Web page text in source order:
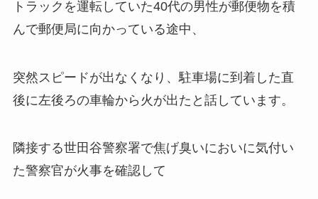
トラックを運転していた40代の男性が郵便物を積
んで郵便局に向かっている途中、
突然スピードが出なくなり、駐車場に到着した直
後に左後ろの車輪から火が出たと話しています。
隣接する世田谷警察署で焦げ臭いにおいに気付い
た警察官が火事を確認して